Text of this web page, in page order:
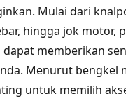
Mulai dari
hingga jok motor,
dapat memberikan
Menurut bengkel
untuk memilih